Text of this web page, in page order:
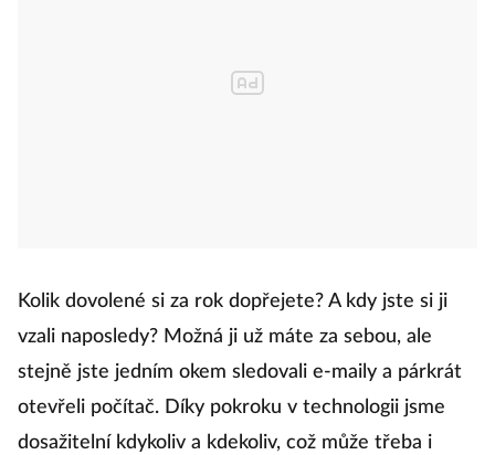
Kolik dovolené si za rok dopřejete? A kdy jste si ji
vzali naposledy? Možná ji už máte za sebou, ale
stejně jste jedním okem sledovali e-maily a párkrát
otevřeli počítač. Díky pokroku v technologii jsme
dosažitelní kdykoliv a kdekoliv, což může třeba i